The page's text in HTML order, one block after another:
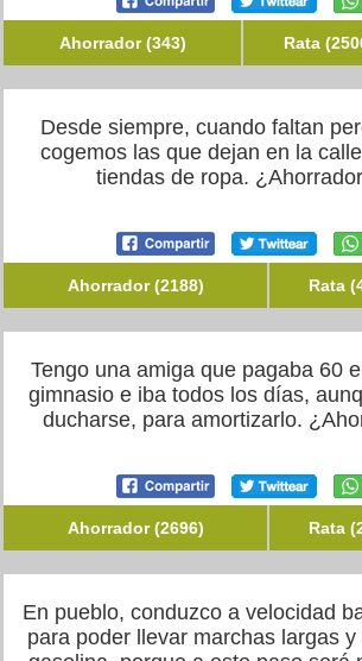
Ahorrador (343) Rata
Desde siempre, cuando faltan
cogemos las que dejan en la
tiendas de ropa.
Ahorrador (2188) Rata
Tengo una amiga que pagaba 60
gimnasio e iba todos los días,
ducharse, para amortizarlo.
Ahorrador (2696) Rata
En pueblo, conduzco a velocidad
para poder llevar marchas largas